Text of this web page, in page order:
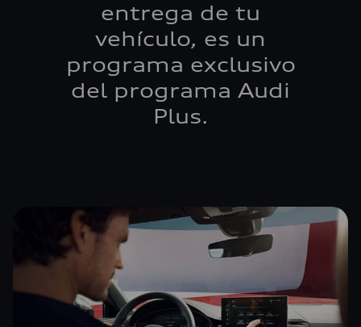
entrega de tu
vehículo, es un
programa exclusivo
del programa Audi
Plus.